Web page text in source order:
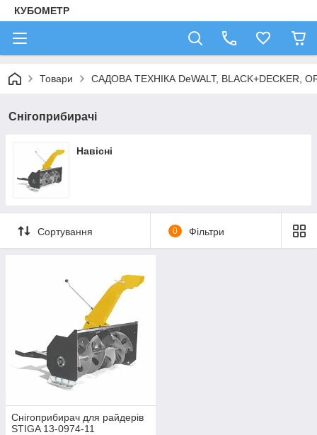
КУБОМЕТР
Товари САДОВА ТЕХНІКА DeWALT, BLACK+DECKER,
Снігоприбирачі
Навісні
Сортування 0 Фільтри
Снігоприбирач для райдерів
STIGA 13-0974-11